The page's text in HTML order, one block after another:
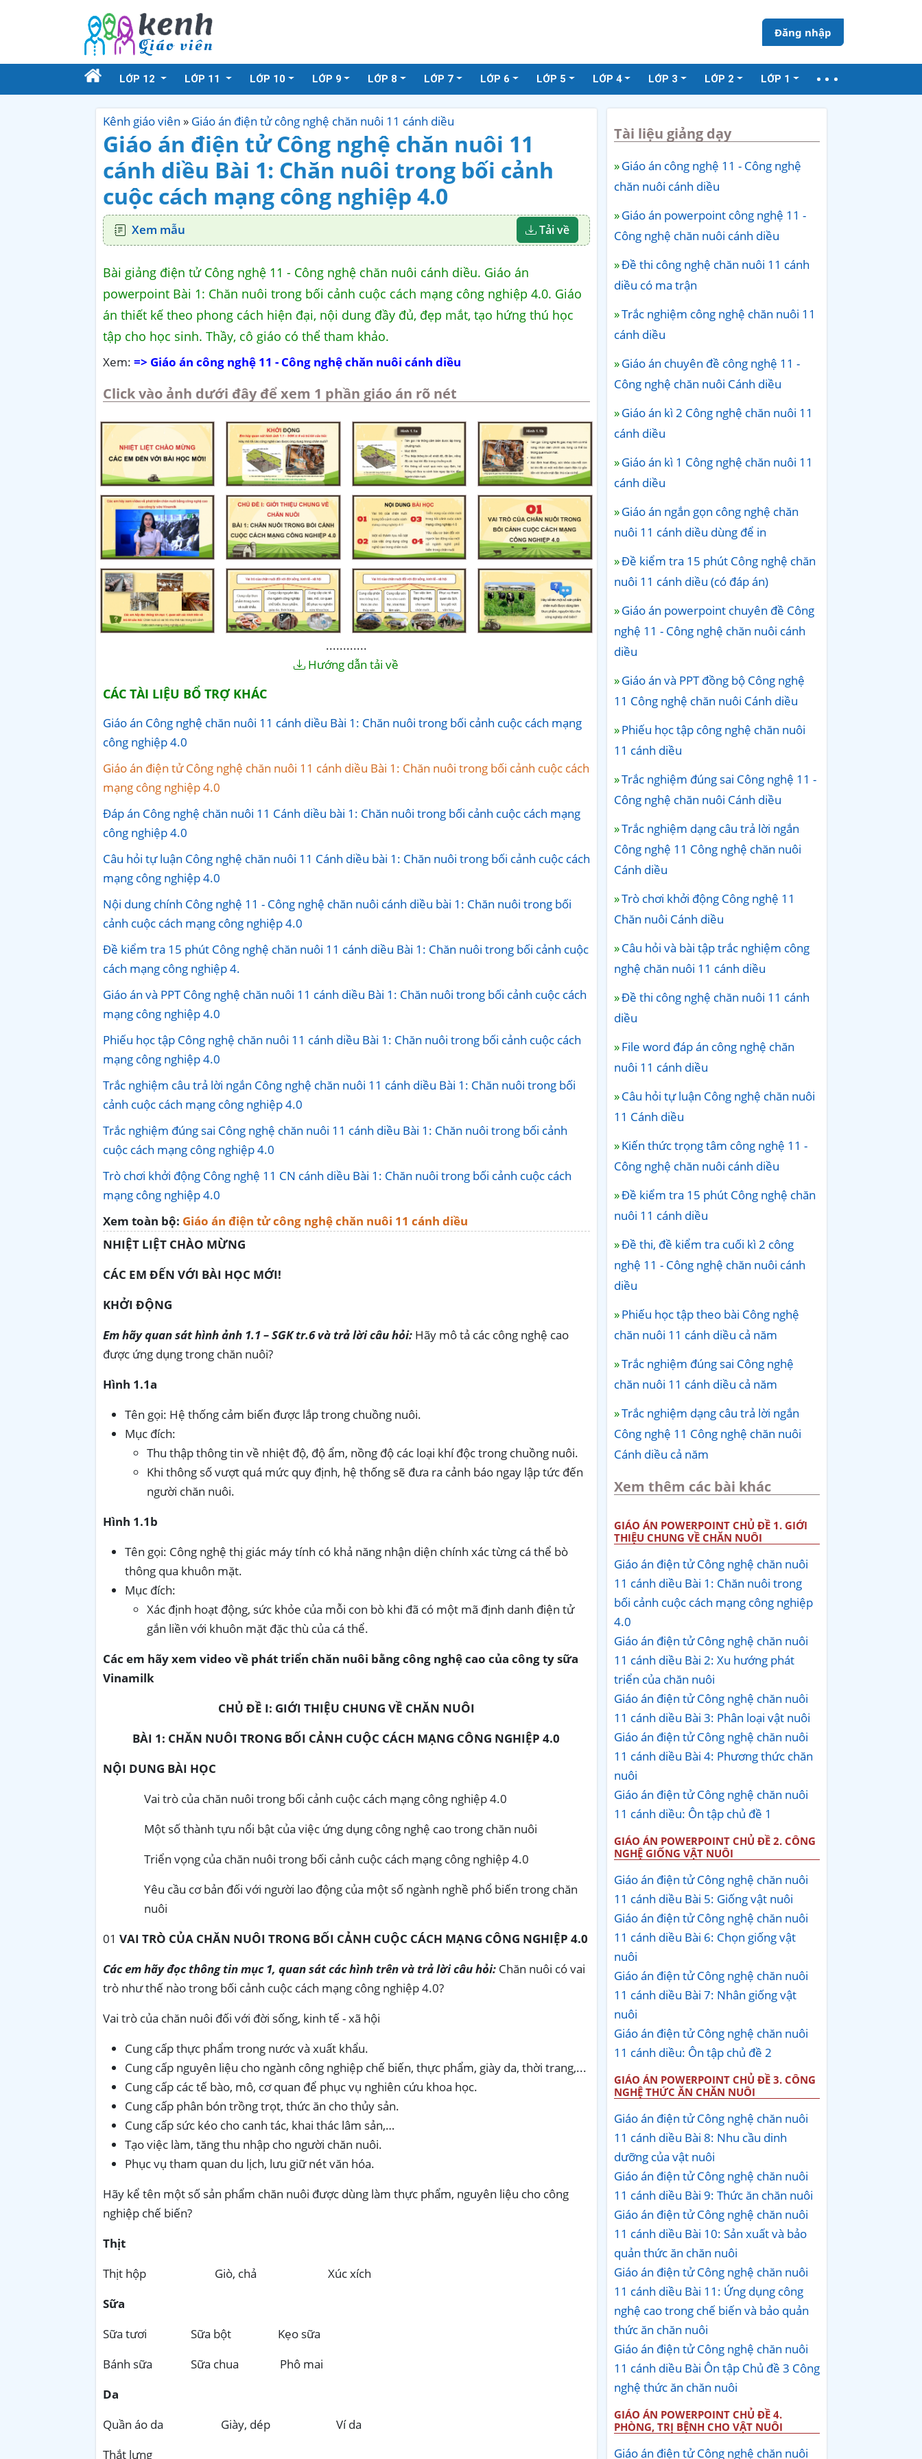
Đăng nhập
LỚP 12 LỚP 11 LỚP 10 LỚP 9 LỚP 8 LỚP 7 LỚP 6 LỚP 5 LỚP 4 LỚP 3 LỚP 2 LỚP 1
Kênh giáo viên » Giáo án điện tử công nghệ chăn nuôi 11 cánh diều
Giáo án điện tử Công nghệ chăn nuôi 11
cánh diều Bài 1: Chăn nuôi trong bối cảnh
cuộc cách mạng công nghiệp 4.0
Xem mẫu Tải về
Bài giảng điện tử Công nghệ 11 - Công nghệ chăn nuôi cánh diều. Giáo án
powerpoint Bài 1: Chăn nuôi trong bối cảnh cuộc cách mạng công nghiệp 4.0. Giáo
án thiết kế theo phong cách hiện đại, nội dung đầy đủ, đẹp mắt, tạo hứng thú học
tập cho học sinh. Thầy, cô giáo có thể tham khảo.
Xem: => Giáo án công nghệ 11 - Công nghệ chăn nuôi cánh diều
Click vào ảnh dưới đây để xem 1 phần giáo án rõ nét
............
Hướng dẫn tải về
CÁC TÀI LIỆU BỔ TRỢ KHÁC
Giáo án Công nghệ chăn nuôi 11 cánh diều Bài 1: Chăn nuôi trong bối cảnh cuộc cách mạng
công nghiệp 4.0
Giáo án điện tử Công nghệ chăn nuôi 11 cánh diều Bài 1: Chăn nuôi trong bối cảnh cuộc cách
mạng công nghiệp 4.0
Đáp án Công nghệ chăn nuôi 11 Cánh diều bài 1: Chăn nuôi trong bối cảnh cuộc cách mạng
công nghiệp 4.0
Câu hỏi tự luận Công nghệ chăn nuôi 11 Cánh diều bài 1: Chăn nuôi trong bối cảnh cuộc cách
mạng công nghiệp 4.0
Nội dung chính Công nghệ 11 - Công nghệ chăn nuôi cánh diều bài 1: Chăn nuôi trong bối
cảnh cuộc cách mạng công nghiệp 4.0
Đề kiểm tra 15 phút Công nghệ chăn nuôi 11 cánh diều Bài 1: Chăn nuôi trong bối cảnh cuộc
cách mạng công nghiệp 4.
Giáo án và PPT Công nghệ chăn nuôi 11 cánh diều Bài 1: Chăn nuôi trong bối cảnh cuộc cách
mạng công nghiệp 4.0
Phiếu học tập Công nghệ chăn nuôi 11 cánh diều Bài 1: Chăn nuôi trong bối cảnh cuộc cách
mạng công nghiệp 4.0
Trắc nghiệm câu trả lời ngắn Công nghệ chăn nuôi 11 cánh diều Bài 1: Chăn nuôi trong bối
cảnh cuộc cách mạng công nghiệp 4.0
Trắc nghiệm đúng sai Công nghệ chăn nuôi 11 cánh diều Bài 1: Chăn nuôi trong bối cảnh
cuộc cách mạng công nghiệp 4.0
Trò chơi khởi động Công nghệ 11 CN cánh diều Bài 1: Chăn nuôi trong bối cảnh cuộc cách
mạng công nghiệp 4.0
Xem toàn bộ: Giáo án điện tử công nghệ chăn nuôi 11 cánh diều
NHIỆT LIỆT CHÀO MỪNG
CÁC EM ĐẾN VỚI BÀI HỌC MỚI!
KHỞI ĐỘNG
Em hãy quan sát hình ảnh 1.1 – SGK tr.6 và trả lời câu hỏi: Hãy mô tả các công nghệ cao
được ứng dụng trong chăn nuôi?
Hình 1.1a
Tên gọi: Hệ thống cảm biến được lắp trong chuồng nuôi.
Mục đích:
Thu thập thông tin về nhiệt độ, độ ẩm, nồng độ các loại khí độc trong chuồng nuôi.
Khi thông số vượt quá mức quy định, hệ thống sẽ đưa ra cảnh báo ngay lập tức đến
người chăn nuôi.
Hình 1.1b
Tên gọi: Công nghệ thị giác máy tính có khả năng nhận diện chính xác từng cá thể bò
thông qua khuôn mặt.
Mục đích:
Xác định hoạt động, sức khỏe của mỗi con bò khi đã có một mã định danh điện tử
gắn liền với khuôn mặt đặc thù của cá thể.
Các em hãy xem video về phát triển chăn nuôi bằng công nghệ cao của công ty sữa
Vinamilk
CHỦ ĐỀ I: GIỚI THIỆU CHUNG VỀ CHĂN NUÔI
BÀI 1: CHĂN NUÔI TRONG BỐI CẢNH CUỘC CÁCH MẠNG CÔNG NGHIỆP 4.0
NỘI DUNG BÀI HỌC
Vai trò của chăn nuôi trong bối cảnh cuộc cách mạng công nghiệp 4.0
Một số thành tựu nổi bật của việc ứng dụng công nghệ cao trong chăn nuôi
Triển vọng của chăn nuôi trong bối cảnh cuộc cách mạng công nghiệp 4.0
Yêu cầu cơ bản đối với người lao động của một số ngành nghề phổ biến trong chăn
nuôi
01 VAI TRÒ CỦA CHĂN NUÔI TRONG BỐI CẢNH CUỘC CÁCH MẠNG CÔNG NGHIỆP 4.0
Các em hãy đọc thông tin mục 1, quan sát các hình trên và trả lời câu hỏi: Chăn nuôi có vai
trò như thế nào trong bối cảnh cuộc cách mạng công nghiệp 4.0?
Vai trò của chăn nuôi đối với đời sống, kinh tế - xã hội
Cung cấp thực phẩm trong nước và xuất khẩu.
Cung cấp nguyên liệu cho ngành công nghiệp chế biến, thực phẩm, giày da, thời trang,...
Cung cấp các tế bào, mô, cơ quan để phục vụ nghiên cứu khoa học.
Cung cấp phân bón trồng trọt, thức ăn cho thủy sản.
Cung cấp sức kéo cho canh tác, khai thác lâm sản,…
Tạo việc làm, tăng thu nhập cho người chăn nuôi.
Phục vụ tham quan du lịch, lưu giữ nét văn hóa.
Hãy kể tên một số sản phẩm chăn nuôi được dùng làm thực phẩm, nguyên liệu cho công
nghiệp chế biến?
Thịt
Thịt hộp Giò, chả Xúc xích
Sữa
Sữa tươi Sữa bột Kẹo sữa
Bánh sữa Sữa chua Phô mai
Da
Quần áo da Giày, dép Ví da
Thắt lưng
Tài liệu giảng dạy
Giáo án công nghệ 11 - Công nghệ
chăn nuôi cánh diều
Giáo án powerpoint công nghệ 11 -
Công nghệ chăn nuôi cánh diều
Đề thi công nghệ chăn nuôi 11 cánh
diều có ma trận
Trắc nghiệm công nghệ chăn nuôi 11
cánh diều
Giáo án chuyên đề công nghệ 11 -
Công nghệ chăn nuôi Cánh diều
Giáo án kì 2 Công nghệ chăn nuôi 11
cánh diều
Giáo án kì 1 Công nghệ chăn nuôi 11
cánh diều
Giáo án ngắn gọn công nghệ chăn
nuôi 11 cánh diều dùng để in
Đề kiểm tra 15 phút Công nghệ chăn
nuôi 11 cánh diều (có đáp án)
Giáo án powerpoint chuyên đề Công
nghệ 11 - Công nghệ chăn nuôi cánh
diều
Giáo án và PPT đồng bộ Công nghệ
11 Công nghệ chăn nuôi Cánh diều
Phiếu học tập công nghệ chăn nuôi
11 cánh diều
Trắc nghiệm đúng sai Công nghệ 11 -
Công nghệ chăn nuôi Cánh diều
Trắc nghiệm dạng câu trả lời ngắn
Công nghệ 11 Công nghệ chăn nuôi
Cánh diều
Trò chơi khởi động Công nghệ 11
Chăn nuôi Cánh diều
Câu hỏi và bài tập trắc nghiệm công
nghệ chăn nuôi 11 cánh diều
Đề thi công nghệ chăn nuôi 11 cánh
diều
File word đáp án công nghệ chăn
nuôi 11 cánh diều
Câu hỏi tự luận Công nghệ chăn nuôi
11 Cánh diều
Kiến thức trọng tâm công nghệ 11 -
Công nghệ chăn nuôi cánh diều
Đề kiểm tra 15 phút Công nghệ chăn
nuôi 11 cánh diều
Đề thi, đề kiểm tra cuối kì 2 công
nghệ 11 - Công nghệ chăn nuôi cánh
diều
Phiếu học tập theo bài Công nghệ
chăn nuôi 11 cánh diều cả năm
Trắc nghiệm đúng sai Công nghệ
chăn nuôi 11 cánh diều cả năm
Trắc nghiệm dạng câu trả lời ngắn
Công nghệ 11 Công nghệ chăn nuôi
Cánh diều cả năm
Xem thêm các bài khác
GIÁO ÁN POWERPOINT CHỦ ĐỀ 1. GIỚI
THIỆU CHUNG VỀ CHĂN NUÔI
Giáo án điện tử Công nghệ chăn nuôi
11 cánh diều Bài 1: Chăn nuôi trong
bối cảnh cuộc cách mạng công nghiệp
4.0
Giáo án điện tử Công nghệ chăn nuôi
11 cánh diều Bài 2: Xu hướng phát
triển của chăn nuôi
Giáo án điện tử Công nghệ chăn nuôi
11 cánh diều Bài 3: Phân loại vật nuôi
Giáo án điện tử Công nghệ chăn nuôi
11 cánh diều Bài 4: Phương thức chăn
nuôi
Giáo án điện tử Công nghệ chăn nuôi
11 cánh diều: Ôn tập chủ đề 1
GIÁO ÁN POWERPOINT CHỦ ĐỀ 2. CÔNG
NGHỆ GIỐNG VẬT NUÔI
Giáo án điện tử Công nghệ chăn nuôi
11 cánh diều Bài 5: Giống vật nuôi
Giáo án điện tử Công nghệ chăn nuôi
11 cánh diều Bài 6: Chọn giống vật
nuôi
Giáo án điện tử Công nghệ chăn nuôi
11 cánh diều Bài 7: Nhân giống vật
nuôi
Giáo án điện tử Công nghệ chăn nuôi
11 cánh diều: Ôn tập chủ đề 2
GIÁO ÁN POWERPOINT CHỦ ĐỀ 3. CÔNG
NGHỆ THỨC ĂN CHĂN NUÔI
Giáo án điện tử Công nghệ chăn nuôi
11 cánh diều Bài 8: Nhu cầu dinh
dưỡng của vật nuôi
Giáo án điện tử Công nghệ chăn nuôi
11 cánh diều Bài 9: Thức ăn chăn nuôi
Giáo án điện tử Công nghệ chăn nuôi
11 cánh diều Bài 10: Sản xuất và bảo
quản thức ăn chăn nuôi
Giáo án điện tử Công nghệ chăn nuôi
11 cánh diều Bài 11: Ứng dụng công
nghệ cao trong chế biến và bảo quản
thức ăn chăn nuôi
Giáo án điện tử Công nghệ chăn nuôi
11 cánh diều Bài Ôn tập Chủ đề 3 Công
nghệ thức ăn chăn nuôi
GIÁO ÁN POWERPOINT CHỦ ĐỀ 4.
PHÒNG, TRỊ BỆNH CHO VẬT NUÔI
Giáo án điện tử Công nghệ chăn nuôi